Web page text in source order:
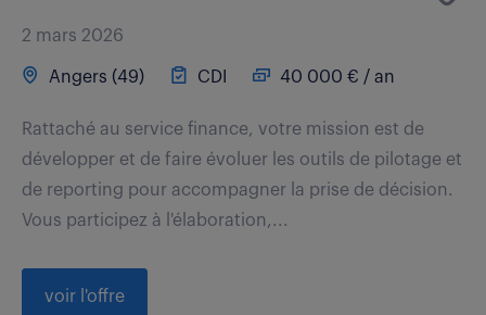
2 mars 2026
Angers (49) CDI 40 000 € / an
Rattaché au service finance, votre mission est de
développer et de faire évoluer les outils de pilotage et
de reporting pour accompagner la prise de décision.
Vous participez à l'élaboration,...
voir l'offre